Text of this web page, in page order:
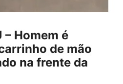
– Homem é
de mão
na frente da